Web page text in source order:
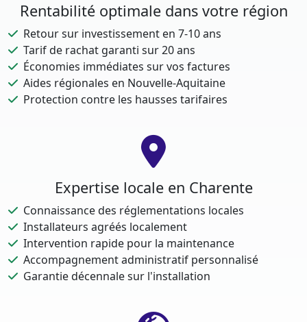
Rentabilité optimale dans votre région
Retour sur investissement en 7-10 ans
Tarif de rachat garanti sur 20 ans
Économies immédiates sur vos factures
Aides régionales en Nouvelle-Aquitaine
Protection contre les hausses tarifaires
Expertise locale en Charente
Connaissance des réglementations locales
Installateurs agréés localement
Intervention rapide pour la maintenance
Accompagnement administratif personnalisé
Garantie décennale sur l'installation